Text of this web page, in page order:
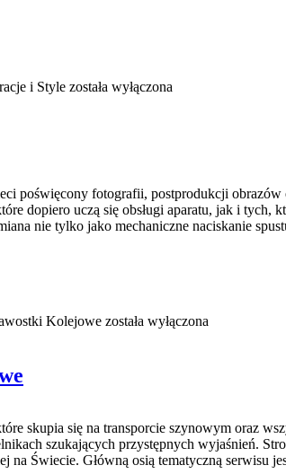
i Style została wyłączona
poświęcony fotografii, postprodukcji obrazów
dopiero uczą się obsługi aparatu, jak i
nie tylko jako mechaniczne naciskanie
Kolejowe została wyłączona
skupia się na transporcie szynowym oraz
szukających przystępnych wyjaśnień.
na Świecie. Główną osią tematyczną serwisu